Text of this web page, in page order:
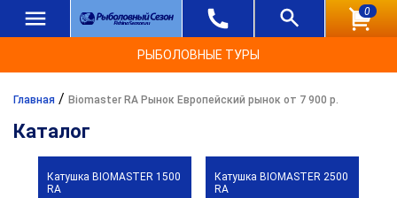
0
РЫБОЛОВНЫЕ ТУРЫ
Главная / Biomaster RA Рынок Европейский рынок от 7 900 р.
Каталог
Катушка BIOMASTER 1500
RA
Катушка BIOMASTER 2500
RA